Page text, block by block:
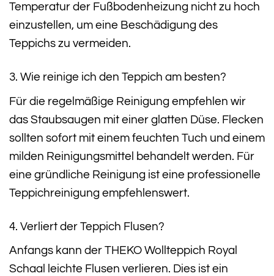
Temperatur der Fußbodenheizung nicht zu hoch
einzustellen, um eine Beschädigung des
Teppichs zu vermeiden.
3. Wie reinige ich den Teppich am besten?
Für die regelmäßige Reinigung empfehlen wir
das Staubsaugen mit einer glatten Düse. Flecken
sollten sofort mit einem feuchten Tuch und einem
milden Reinigungsmittel behandelt werden. Für
eine gründliche Reinigung ist eine professionelle
Teppichreinigung empfehlenswert.
4. Verliert der Teppich Flusen?
Anfangs kann der THEKO Wollteppich Royal
Schaal leichte Flusen verlieren. Dies ist ein